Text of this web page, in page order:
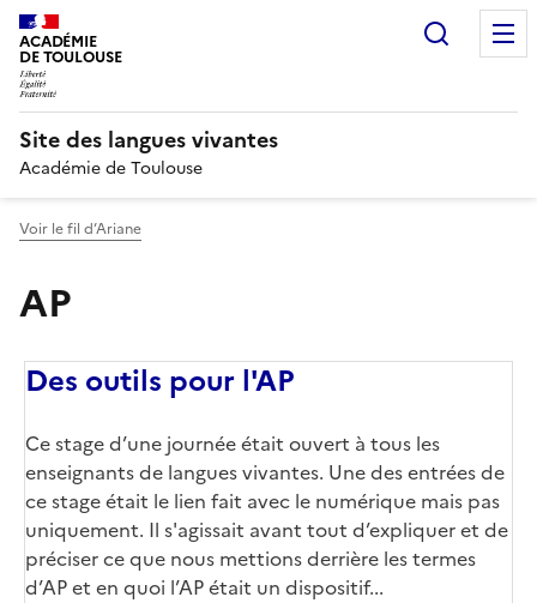
ACADÉMIE
DE TOULOUSE
Site des langues vivantes
Académie de Toulouse
Voir le fil d’Ariane
AP
Des outils pour l'AP
Ce stage d’une journée était ouvert à tous les
enseignants de langues vivantes. Une des entrées de
ce stage était le lien fait avec le numérique mais pas
uniquement. Il s'agissait avant tout d’expliquer et de
préciser ce que nous mettions derrière les termes
d’AP et en quoi l’AP était un dispositif...